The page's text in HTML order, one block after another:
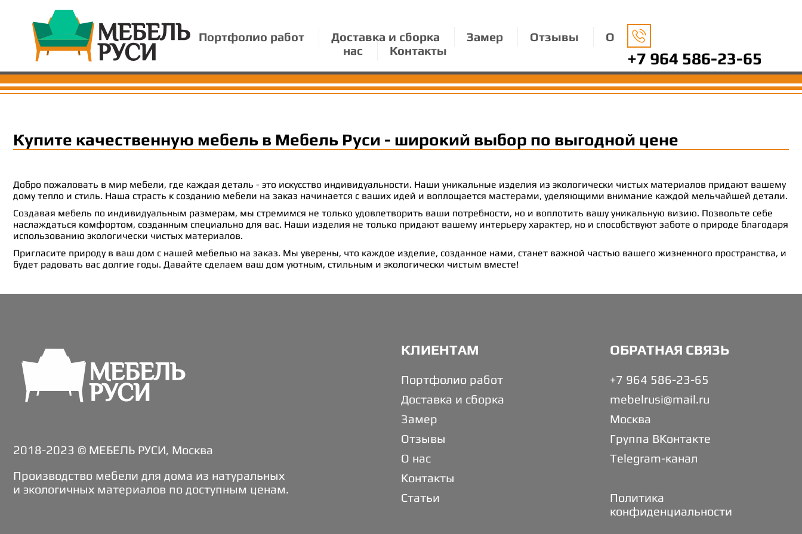
Портфолио работ Доставка и сборка Замер Отзывы
О
нас
Контакты +7 964 586-23-65
Купите качественную мебель в Мебель Руси - широкий выбор по выгодной цене
Добро пожаловать в мир мебели, где каждая деталь - это искусство индивидуальности. Наши уникальные изделия из экологически чистых материалов придают вашему
дому тепло и стиль. Наша страсть к созданию мебели на заказ начинается с ваших идей и воплощается мастерами, уделяющими внимание каждой мельчайшей детали.
Создавая мебель по индивидуальным размерам, мы стремимся не только удовлетворить ваши потребности, но и воплотить вашу уникальную визию. Позвольте себе
наслаждаться комфортом, созданным специально для вас. Наши изделия не только придают вашему интерьеру характер, но и способствуют заботе о природе благодаря
использованию экологически чистых материалов.
Пригласите природу в ваш дом с нашей мебелью на заказ. Мы уверены, что каждое изделие, созданное нами, станет важной частью вашего жизненного пространства, и
будет радовать вас долгие годы. Давайте сделаем ваш дом уютным, стильным и экологически чистым вместе!
2018-2023 © МЕБЕЛЬ РУСИ, Москва
Производство мебели для дома из натуральных
и экологичных материалов по доступным ценам.
КЛИЕНТАМ
Портфолио работ
Доставка и сборка
Замер
Отзывы
О нас
Контакты
Статьи
ОБРАТНАЯ СВЯЗЬ
+7 964 586-23-65
mebelrusi@mail.ru
Москва
Группа ВКонтакте
Telegram-канал
Политика
конфиденциальности